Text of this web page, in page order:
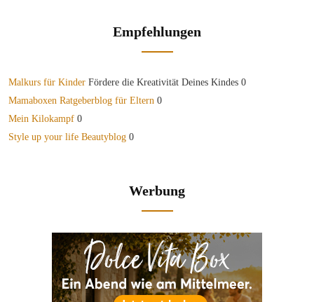
Empfehlungen
Malkurs für Kinder Fördere die Kreativität Deines Kindes 0
Mamaboxen Ratgeberblog für Eltern 0
Mein Kilokampf 0
Style up your life Beautyblog 0
Werbung